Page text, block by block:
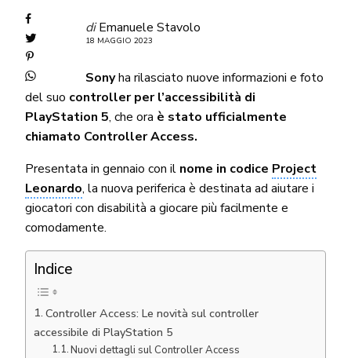
di Emanuele Stavolo
18 MAGGIO 2023
Sonyha rilasciato nuove informazioni e foto
del suo controller per l’accessibilità di
PlayStation 5, che ora è stato ufficialmente
chiamato Controller Access.
Presentata in gennaio con il nome in codice Project
Leonardo, la nuova periferica è destinata ad aiutare i
giocatori con disabilità a giocare più facilmente e
comodamente.
Indice
Controller Access: Le novità sul controller
accessibile di PlayStation 5
Nuovi dettagli sul Controller Access